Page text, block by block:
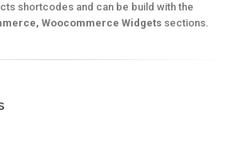
shortcodes and can be build with the
Woocommerce Widgets sections.